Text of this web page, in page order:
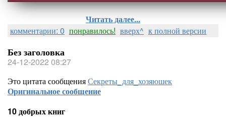
Читать далее...
комментарии: 0 понравилось! вверх^ к полной версии
Без заголовка
24-12-2022 08:27
Это цитата сообщенияСекреты_для_хозяюшек
Оригинальное сообщение
10 добрых книг